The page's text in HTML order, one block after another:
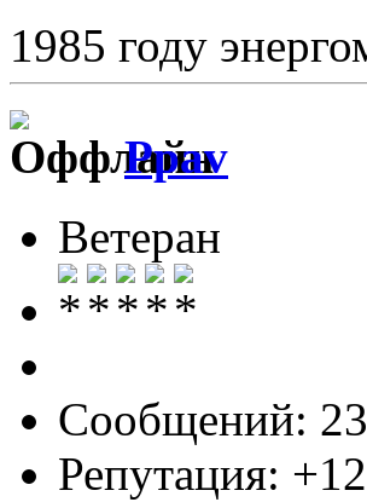
1985 году
Ppav
Ветеран
Сообщений:
Репутация: